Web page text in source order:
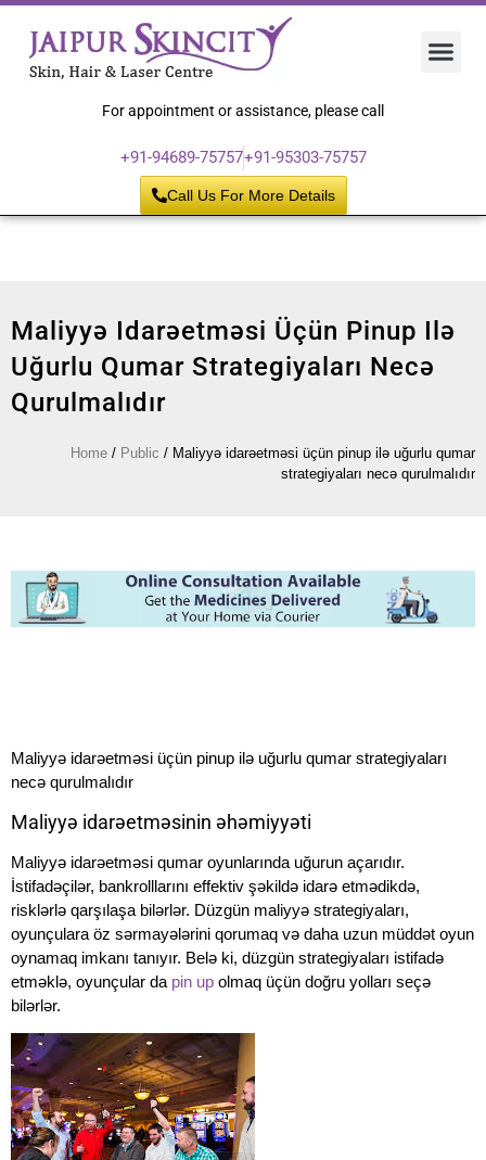
For appointment or assistance, please call
+91-94689-75757+91-95303-75757
Call Us For More Details
Maliyyə Idarəetməsi Üçün Pinup Ilə
Uğurlu Qumar Strategiyaları Necə
Qurulmalıdır
Home / Public / Maliyyə idarəetməsi üçün pinup ilə uğurlu qumar
strategiyaları necə qurulmalıdır
Maliyyə idarəetməsi üçün pinup ilə uğurlu qumar strategiyaları
necə qurulmalıdır
Maliyyə idarəetməsinin əhəmiyyəti
Maliyyə idarəetməsi qumar oyunlarında uğurun açarıdır.
İstifadəçilər, bankrolllarını effektiv şəkildə idarə etmədikdə,
risklərlə qarşılaşa bilərlər. Düzgün maliyyə strategiyaları,
oyunçulara öz sərmayələrini qorumaq və daha uzun müddət oyun
oynamaq imkanı tanıyır. Belə ki, düzgün strategiyaları istifadə
etməklə, oyunçular da pin up olmaq üçün doğru yolları seçə
bilərlər.